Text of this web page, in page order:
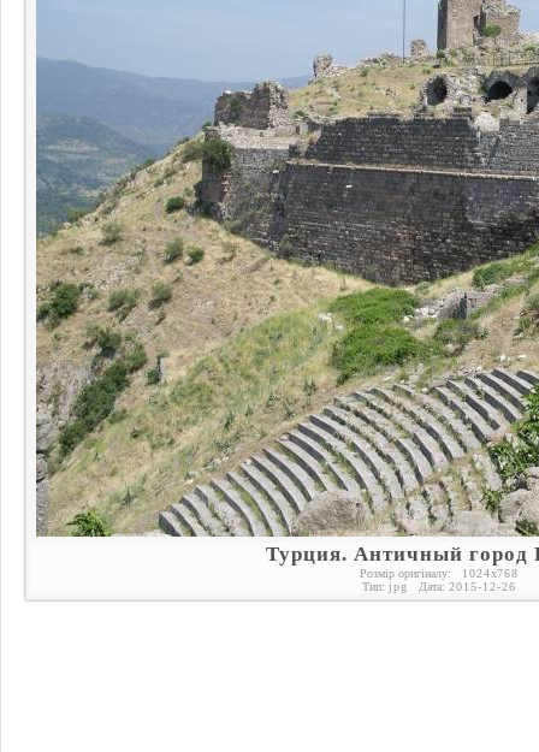
Турция. Античный город
Розмір оригіналу: 1024x768
Тип: jpg Дата: 2015-12-26